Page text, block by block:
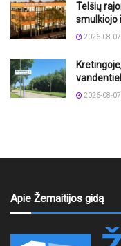
Telšių
smulkiojo
2026-08-07
2026-08-07
Apie Žemaitijos gidą